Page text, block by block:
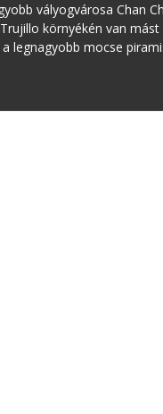
vályogvárosa Chan
környékén van
legnagyobb mocse